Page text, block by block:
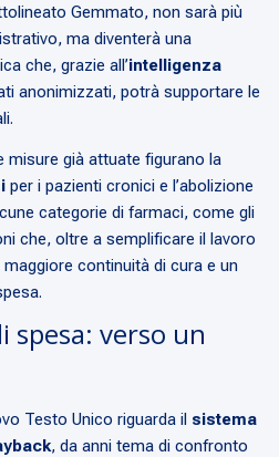
Gemmato, non sarà più
ma diventerà una
che, grazie all’intelligenza
anonimizzati, potrà supportare le
già attuate figurano la
per i pazienti cronici e l’abolizione
categorie di farmaci, come gli
che, oltre a semplificare il lavoro
continuità di cura e un
spesa: verso un
Testo Unico riguarda il sistema
, da anni tema di confronto